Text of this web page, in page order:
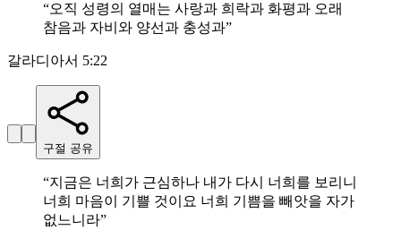
“오직 성령의 열매는 사랑과 희락과 화평과 오래
참음과 자비와 양선과 충성과”
갈라디아서 5:22
구절 공유
“지금은 너희가 근심하나 내가 다시 너희를 보리니
너희 마음이 기쁠 것이요 너희 기쁨을 빼앗을 자가
없느니라”